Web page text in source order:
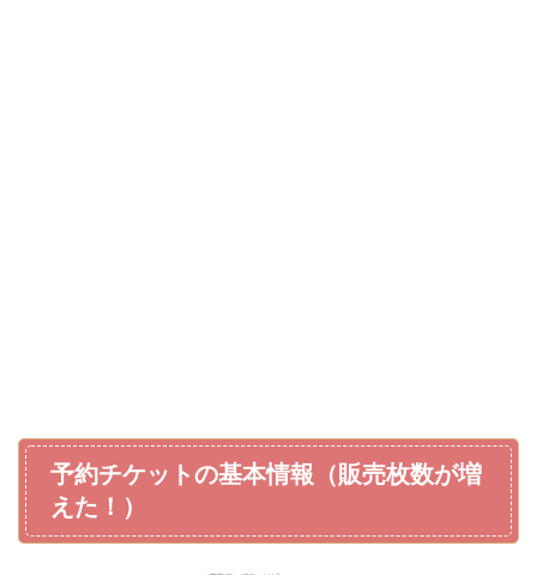
予約チケットの基本情報（販売枚数が増
えた！）